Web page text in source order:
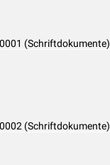
(Schriftdokumente)
(Schriftdokumente)